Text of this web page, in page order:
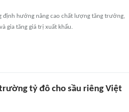
định hướng nâng cao chất lượng tăng trưởng,
gia tăng giá trị xuất khẩu.
tỷ đô cho sầu riêng Việt